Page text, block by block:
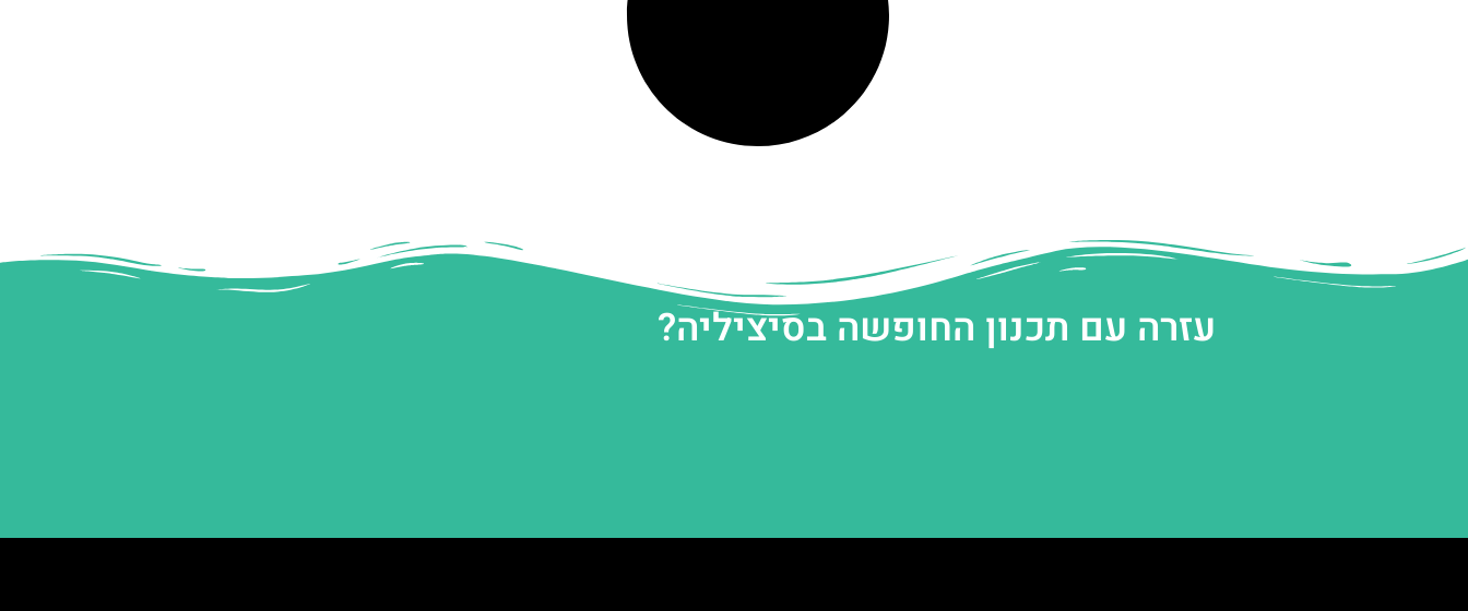
עזרה עם תכנון החופשה בסיציליה?